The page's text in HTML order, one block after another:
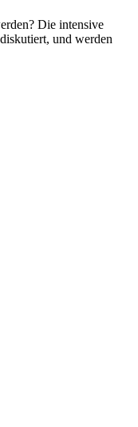
Die intensive
und werden